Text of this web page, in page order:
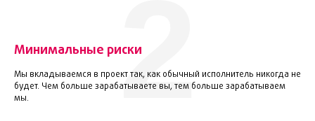
Минимальные риски
Мы вкладываемся в проект так, как обычный исполнитель никогда не
будет. Чем больше зарабатываете вы, тем больше зарабатываем
мы.
2